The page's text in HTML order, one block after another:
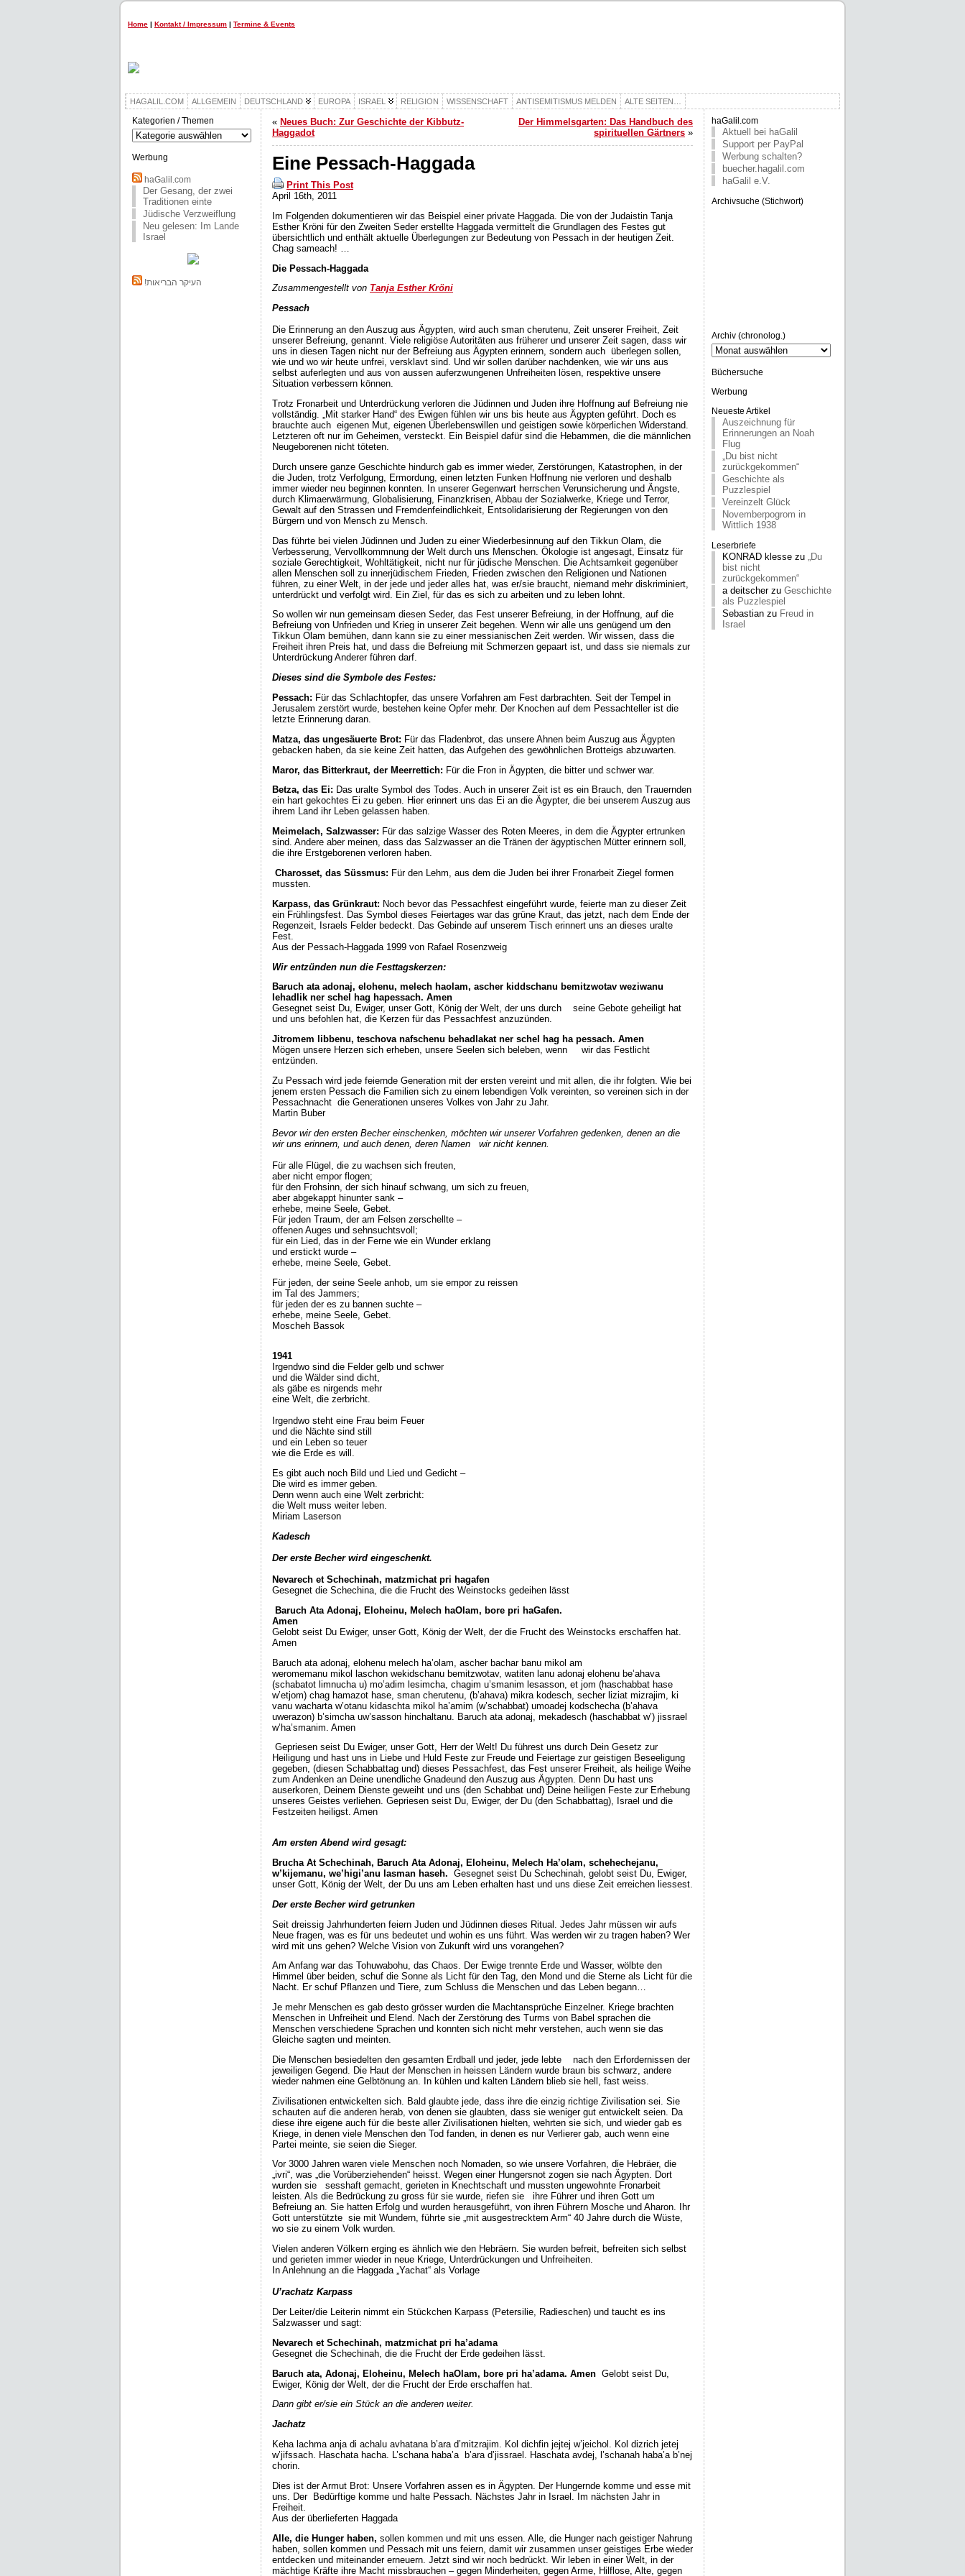
Home | Kontakt / Impressum | Termine & Events
HAGALIL.COM ALLGEMEIN DEUTSCHLAND EUROPA ISRAEL RELIGION WISSENSCHAFT ANTISEMITISMUS MELDEN ALTE SEITEN…
Kategorien / Themen
Kategorien
/
Themen
Werbung
haGalil.com
Der Gesang, der zwei
Traditionen einte
Jüdische Verzweiflung
Neu gelesen: Im Lande
Israel
!העיקר הבריאות
« Neues Buch: Zur Geschichte der Kibbutz-
Haggadot
Der Himmelsgarten: Das Handbuch des
spirituellen Gärtners »
Eine Pessach-Haggada
Print This Post
April 16th, 2011
Im Folgenden dokumentieren wir das Beispiel einer private Haggada. Die von der Judaistin Tanja
Esther Kröni für den Zweiten Seder erstellte Haggada vermittelt die Grundlagen des Festes gut
übersichtlich und enthält aktuelle Überlegungen zur Bedeutung von Pessach in der heutigen Zeit.
Chag sameach! …
Die Pessach-Haggada
Zusammengestellt von Tanja Esther Kröni
Pessach
Die Erinnerung an den Auszug aus Ägypten, wird auch sman cherutenu, Zeit unserer Freiheit, Zeit
unserer Befreiung, genannt. Viele religiöse Autoritäten aus früherer und unserer Zeit sagen, dass wir
uns in diesen Tagen nicht nur der Befreiung aus Ägypten erinnern, sondern auch überlegen sollen,
wie und wo wir heute unfrei, versklavt sind. Und wir sollen darüber nachdenken, wie wir uns aus
selbst auferlegten und aus von aussen auferzwungenen Unfreiheiten lösen, respektive unsere
Situation verbessern können.
Trotz Fronarbeit und Unterdrückung verloren die Jüdinnen und Juden ihre Hoffnung auf Befreiung nie
vollständig. „Mit starker Hand“ des Ewigen fühlen wir uns bis heute aus Ägypten geführt. Doch es
brauchte auch eigenen Mut, eigenen Überlebenswillen und geistigen sowie körperlichen Widerstand.
Letzteren oft nur im Geheimen, versteckt. Ein Beispiel dafür sind die Hebammen, die die männlichen
Neugeborenen nicht töteten.
Durch unsere ganze Geschichte hindurch gab es immer wieder, Zerstörungen, Katastrophen, in der
die Juden, trotz Verfolgung, Ermordung, einen letzten Funken Hoffnung nie verloren und deshalb
immer wieder neu beginnen konnten. In unserer Gegenwart herrschen Verunsicherung und Ängste,
durch Klimaerwärmung, Globalisierung, Finanzkrisen, Abbau der Sozialwerke, Kriege und Terror,
Gewalt auf den Strassen und Fremdenfeindlichkeit, Entsolidarisierung der Regierungen von den
Bürgern und von Mensch zu Mensch.
Das führte bei vielen Jüdinnen und Juden zu einer Wiederbesinnung auf den Tikkun Olam, die
Verbesserung, Vervollkommnung der Welt durch uns Menschen. Ökologie ist angesagt, Einsatz für
soziale Gerechtigkeit, Wohltätigkeit, nicht nur für jüdische Menschen. Die Achtsamkeit gegenüber
allen Menschen soll zu innerjüdischem Frieden, Frieden zwischen den Religionen und Nationen
führen, zu einer Welt, in der jede und jeder alles hat, was er/sie braucht, niemand mehr diskriminiert,
unterdrückt und verfolgt wird. Ein Ziel, für das es sich zu arbeiten und zu leben lohnt.
So wollen wir nun gemeinsam diesen Seder, das Fest unserer Befreiung, in der Hoffnung, auf die
Befreiung von Unfrieden und Krieg in unserer Zeit begehen. Wenn wir alle uns genügend um den
Tikkun Olam bemühen, dann kann sie zu einer messianischen Zeit werden. Wir wissen, dass die
Freiheit ihren Preis hat, und dass die Befreiung mit Schmerzen gepaart ist, und dass sie niemals zur
Unterdrückung Anderer führen darf.
Dieses sind die Symbole des Festes:
Pessach: Für das Schlachtopfer, das unsere Vorfahren am Fest darbrachten. Seit der Tempel in
Jerusalem zerstört wurde, bestehen keine Opfer mehr. Der Knochen auf dem Pessachteller ist die
letzte Erinnerung daran.
Matza, das ungesäuerte Brot: Für das Fladenbrot, das unsere Ahnen beim Auszug aus Ägypten
gebacken haben, da sie keine Zeit hatten, das Aufgehen des gewöhnlichen Brotteigs abzuwarten.
Maror, das Bitterkraut, der Meerrettich: Für die Fron in Ägypten, die bitter und schwer war.
Betza, das Ei: Das uralte Symbol des Todes. Auch in unserer Zeit ist es ein Brauch, den Trauernden
ein hart gekochtes Ei zu geben. Hier erinnert uns das Ei an die Ägypter, die bei unserem Auszug aus
ihrem Land ihr Leben gelassen haben.
Meimelach, Salzwasser: Für das salzige Wasser des Roten Meeres, in dem die Ägypter ertrunken
sind. Andere aber meinen, dass das Salzwasser an die Tränen der ägyptischen Mütter erinnern soll,
die ihre Erstgeborenen verloren haben.
Charosset, das Süssmus: Für den Lehm, aus dem die Juden bei ihrer Fronarbeit Ziegel formen
mussten.
Karpass, das Grünkraut: Noch bevor das Pessachfest eingeführt wurde, feierte man zu dieser Zeit
ein Frühlingsfest. Das Symbol dieses Feiertages war das grüne Kraut, das jetzt, nach dem Ende der
Regenzeit, Israels Felder bedeckt. Das Gebinde auf unserem Tisch erinnert uns an dieses uralte
Fest.
Aus der Pessach-Haggada 1999 von Rafael Rosenzweig
Wir entzünden nun die Festtagskerzen:
Baruch ata adonaj, elohenu, melech haolam, ascher kiddschanu bemitzwotav weziwanu
lehadlik ner schel hag hapessach. Amen
Gesegnet seist Du, Ewiger, unser Gott, König der Welt, der uns durch seine Gebote geheiligt hat
und uns befohlen hat, die Kerzen für das Pessachfest anzuzünden.
Jitromem libbenu, teschova nafschenu behadlakat ner schel hag ha pessach. Amen
Mögen unsere Herzen sich erheben, unsere Seelen sich beleben, wenn wir das Festlicht
entzünden.
Zu Pessach wird jede feiernde Generation mit der ersten vereint und mit allen, die ihr folgten. Wie bei
jenem ersten Pessach die Familien sich zu einem lebendigen Volk vereinten, so vereinen sich in der
Pessachnacht die Generationen unseres Volkes von Jahr zu Jahr.
Martin Buber
Bevor wir den ersten Becher einschenken, möchten wir unserer Vorfahren gedenken, denen an die
wir uns erinnern, und auch denen, deren Namen wir nicht kennen.
Für alle Flügel, die zu wachsen sich freuten,
aber nicht empor flogen;
für den Frohsinn, der sich hinauf schwang, um sich zu freuen,
aber abgekappt hinunter sank –
erhebe, meine Seele, Gebet.
Für jeden Traum, der am Felsen zerschellte –
offenen Auges und sehnsuchtsvoll;
für ein Lied, das in der Ferne wie ein Wunder erklang
und erstickt wurde –
erhebe, meine Seele, Gebet.
Für jeden, der seine Seele anhob, um sie empor zu reissen
im Tal des Jammers;
für jeden der es zu bannen suchte –
erhebe, meine Seele, Gebet.
Moscheh Bassok
1941
Irgendwo sind die Felder gelb und schwer
und die Wälder sind dicht,
als gäbe es nirgends mehr
eine Welt, die zerbricht.
Irgendwo steht eine Frau beim Feuer
und die Nächte sind still
und ein Leben so teuer
wie die Erde es will.
Es gibt auch noch Bild und Lied und Gedicht –
Die wird es immer geben.
Denn wenn auch eine Welt zerbricht:
die Welt muss weiter leben.
Miriam Laserson
Kadesch
Der erste Becher wird eingeschenkt.
Nevarech et Schechinah, matzmichat pri hagafen
Gesegnet die Schechina, die die Frucht des Weinstocks gedeihen lässt
Baruch Ata Adonaj, Eloheinu, Melech haOlam, bore pri haGafen.
Amen
Gelobt seist Du Ewiger, unser Gott, König der Welt, der die Frucht des Weinstocks erschaffen hat.
Amen
Baruch ata adonaj, elohenu melech ha’olam, ascher bachar banu mikol am
weromemanu mikol laschon wekidschanu bemitzwotav, watiten lanu adonaj elohenu be’ahava
(schabatot limnucha u) mo’adim lesimcha, chagim u’smanim lesasson, et jom (haschabbat hase
w’etjom) chag hamazot hase, sman cherutenu, (b’ahava) mikra kodesch, secher liziat mizrajim, ki
vanu wacharta w’otanu kidaschta mikol ha’amim (w’schabbat) umoadej kodschecha (b’ahava
uwerazon) b’simcha uw’sasson hinchaltanu. Baruch ata adonaj, mekadesch (haschabbat w’) jissrael
w’ha’smanim. Amen
Gepriesen seist Du Ewiger, unser Gott, Herr der Welt! Du führest uns durch Dein Gesetz zur
Heiligung und hast uns in Liebe und Huld Feste zur Freude und Feiertage zur geistigen Beseeligung
gegeben, (diesen Schabbattag und) dieses Pessachfest, das Fest unserer Freiheit, als heilige Weihe
zum Andenken an Deine unendliche Gnadeund den Auszug aus Ägypten. Denn Du hast uns
auserkoren, Deinem Dienste geweiht und uns (den Schabbat und) Deine heiligen Feste zur Erhebung
unseres Geistes verliehen. Gepriesen seist Du, Ewiger, der Du (den Schabbattag), Israel und die
Festzeiten heiligst. Amen
Am ersten Abend wird gesagt:
Brucha At Schechinah, Baruch Ata Adonaj, Eloheinu, Melech Ha’olam, schehechejanu,
w’kijemanu, we’higi’anu lasman haseh. Gesegnet seist Du Schechinah, gelobt seist Du, Ewiger,
unser Gott, König der Welt, der Du uns am Leben erhalten hast und uns diese Zeit erreichen liessest.
Der erste Becher wird getrunken
Seit dreissig Jahrhunderten feiern Juden und Jüdinnen dieses Ritual. Jedes Jahr müssen wir aufs
Neue fragen, was es für uns bedeutet und wohin es uns führt. Was werden wir zu tragen haben? Wer
wird mit uns gehen? Welche Vision von Zukunft wird uns vorangehen?
Am Anfang war das Tohuwabohu, das Chaos. Der Ewige trennte Erde und Wasser, wölbte den
Himmel über beiden, schuf die Sonne als Licht für den Tag, den Mond und die Sterne als Licht für die
Nacht. Er schuf Pflanzen und Tiere, zum Schluss die Menschen und das Leben begann…
Je mehr Menschen es gab desto grösser wurden die Machtansprüche Einzelner. Kriege brachten
Menschen in Unfreiheit und Elend. Nach der Zerstörung des Turms von Babel sprachen die
Menschen verschiedene Sprachen und konnten sich nicht mehr verstehen, auch wenn sie das
Gleiche sagten und meinten.
Die Menschen besiedelten den gesamten Erdball und jeder, jede lebte nach den Erfordernissen der
jeweiligen Gegend. Die Haut der Menschen in heissen Ländern wurde braun bis schwarz, andere
wieder nahmen eine Gelbtönung an. In kühlen und kalten Ländern blieb sie hell, fast weiss.
Zivilisationen entwickelten sich. Bald glaubte jede, dass ihre die einzig richtige Zivilisation sei. Sie
schauten auf die anderen herab, von denen sie glaubten, dass sie weniger gut entwickelt seien. Da
diese ihre eigene auch für die beste aller Zivilisationen hielten, wehrten sie sich, und wieder gab es
Kriege, in denen viele Menschen den Tod fanden, in denen es nur Verlierer gab, auch wenn eine
Partei meinte, sie seien die Sieger.
Vor 3000 Jahren waren viele Menschen noch Nomaden, so wie unsere Vorfahren, die Hebräer, die
„ivri“, was „die Vorüberziehenden“ heisst. Wegen einer Hungersnot zogen sie nach Ägypten. Dort
wurden sie sesshaft gemacht, gerieten in Knechtschaft und mussten ungewohnte Fronarbeit
leisten. Als die Bedrückung zu gross für sie wurde, riefen sie ihre Führer und ihren Gott um
Befreiung an. Sie hatten Erfolg und wurden herausgeführt, von ihren Führern Mosche und Aharon. Ihr
Gott unterstützte sie mit Wundern, führte sie „mit ausgestrecktem Arm“ 40 Jahre durch die Wüste,
wo sie zu einem Volk wurden.
Vielen anderen Völkern erging es ähnlich wie den Hebräern. Sie wurden befreit, befreiten sich selbst
und gerieten immer wieder in neue Kriege, Unterdrückungen und Unfreiheiten.
In Anlehnung an die Haggada „Yachat“ als Vorlage
U’rachatz Karpass
Der Leiter/die Leiterin nimmt ein Stückchen Karpass (Petersilie, Radieschen) und taucht es ins
Salzwasser und sagt:
Nevarech et Schechinah, matzmichat pri ha’adama
Gesegnet die Schechinah, die die Frucht der Erde gedeihen lässt.
Baruch ata, Adonaj, Eloheinu, Melech haOlam, bore pri ha’adama. Amen Gelobt seist Du,
Ewiger, König der Welt, der die Frucht der Erde erschaffen hat.
Dann gibt er/sie ein Stück an die anderen weiter.
Jachatz
Keha lachma anja di achalu avhatana b’ara d’mitzrajim. Kol dichfin jejtej w’jeichol. Kol dizrich jetej
w’jifssach. Haschata hacha. L’schana haba’a b’ara d’jissrael. Haschata avdej, l’schanah haba’a b’nej
chorin.
Dies ist der Armut Brot: Unsere Vorfahren assen es in Ägypten. Der Hungernde komme und esse mit
uns. Der Bedürftige komme und halte Pessach. Nächstes Jahr in Israel. Im nächsten Jahr in
Freiheit.
Aus der überlieferten Haggada
Alle, die Hunger haben, sollen kommen und mit uns essen. Alle, die Hunger nach geistiger Nahrung
haben, sollen kommen und Pessach mit uns feiern, damit wir zusammen unser geistiges Erbe wieder
entdecken und miteinander erneuern. Jetzt sind wir noch bedrückt. Wir leben in einer Welt, in der
mächtige Kräfte ihre Macht missbrauchen – gegen Minderheiten, gegen Arme, Hilflose, Alte, gegen
haGalil.com
Aktuell bei haGalil
Support per PayPal
Werbung schalten?
buecher.hagalil.com
haGalil e.V.
Archivsuche (Stichwort)
Archiv (chronolog.)
Archiv
(chronolog.)
Büchersuche
Werbung
Neueste Artikel
Auszeichnung für
Erinnerungen an Noah
Flug
„Du bist nicht
zurückgekommen“
Geschichte als
Puzzlespiel
Vereinzelt Glück
Novemberpogrom in
Wittlich 1938
Leserbriefe
KONRAD klesse zu „Du
bist nicht
zurückgekommen“
a deitscherzu Geschichte
als Puzzlespiel
Sebastian zu Freud in
Israel